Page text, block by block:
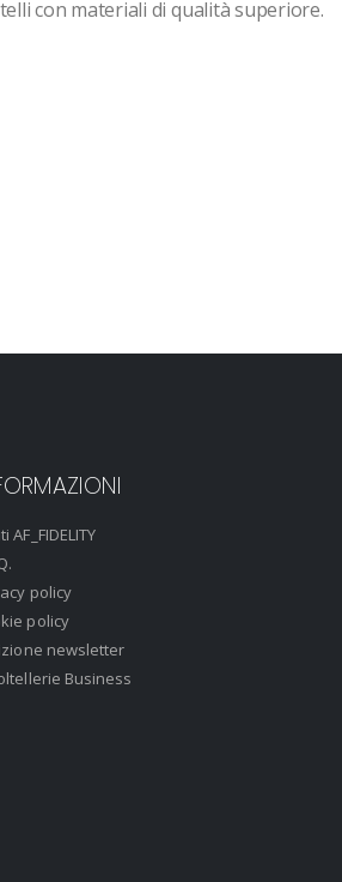
con materiali di qualità superiore.
AF_FIDELITY
policy
policy
newsletter
Business